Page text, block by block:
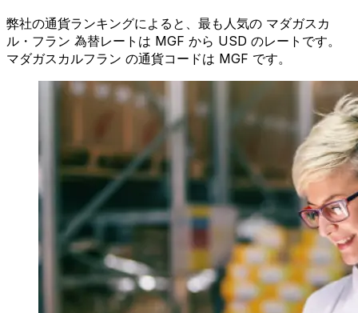
弊社の通貨ランキングによると、最も人気の マダガスカ
ル・フラン 為替レートは MGF から USD のレートです。
マダガスカルフラン の通貨コードは MGF です。